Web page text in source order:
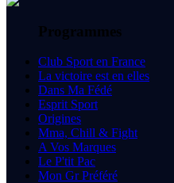
Programmes
Club Sport en France
La victoire est en elles
Dans Ma Fédé
Esprit Sport
Origines
Mma, Chill & Fight
A Vos Marques
Le P'tit Pac
Mon Gr Préféré